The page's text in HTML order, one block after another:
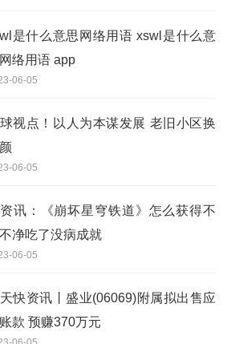
是什么意思网络用语 xswl是什么意
络用语 app
06-05
视点！以人为本谋发展 老旧小区换
06-05
讯：《崩坏星穹铁道》怎么获得不
净吃了没病成就
06-05
快资讯丨盛业(06069)附属拟出售应
款 预赚370万元